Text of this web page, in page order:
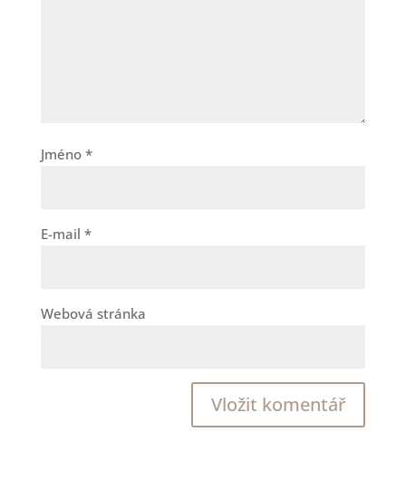
Jméno *
E-mail *
Webová stránka